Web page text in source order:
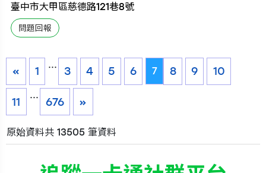
臺中市大甲區慈德路121巷8號
« 1
...
3 4 5 6 7 8 9 10
11
...
676 »
原始資料共 13505 筆資料